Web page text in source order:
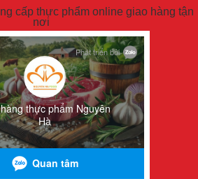
cấp thực phẩm online giao hàng tận
nơi